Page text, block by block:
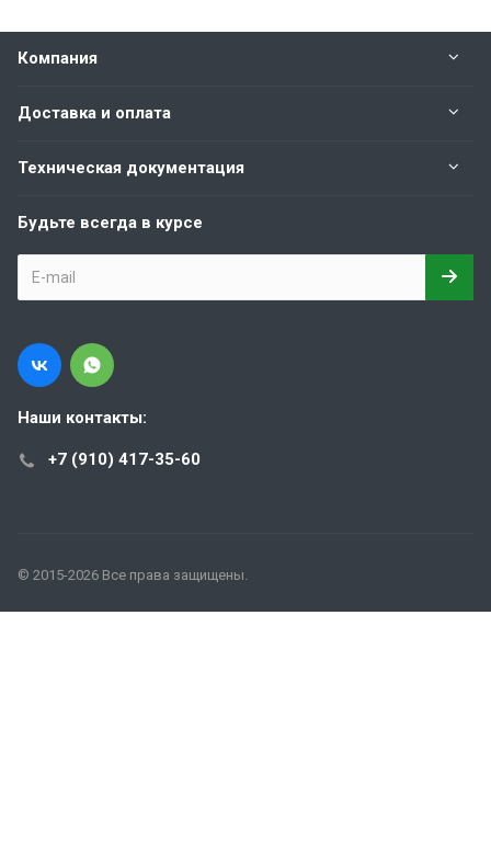
Компания
Доставка и оплата
Техническая документация
Будьте всегда в курсе
Наши контакты:
+7 (910) 417-35-60
© 2015-2026 Все права защищены.